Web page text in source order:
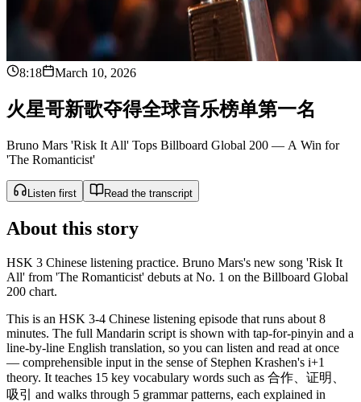
8:18 March 10, 2026
火星哥新歌夺得全球音乐榜单第一名
Bruno Mars 'Risk It All' Tops Billboard Global 200 — A Win for
'The Romanticist'
Listen first Read the transcript
About this story
HSK 3 Chinese listening practice. Bruno Mars's new song 'Risk It
All' from 'The Romanticist' debuts at No. 1 on the Billboard Global
200 chart.
This is an HSK 3-4 Chinese listening episode that runs about 8
minutes. The full Mandarin script is shown with tap-for-pinyin and a
line-by-line English translation, so you can listen and read at once
— comprehensible input in the sense of Stephen Krashen's i+1
theory. It teaches 15 key vocabulary words such as 合作、证明、
吸引 and walks through 5 grammar patterns, each explained in